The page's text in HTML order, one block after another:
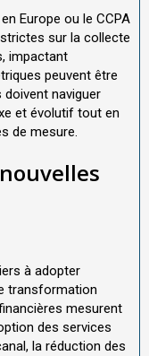
Europe ou le CCPA
sur la collecte
impactant
peuvent être
naviguer
et évolutif tout en
de mesure.
à adopter
transformation
mesurent
des services
la réduction des